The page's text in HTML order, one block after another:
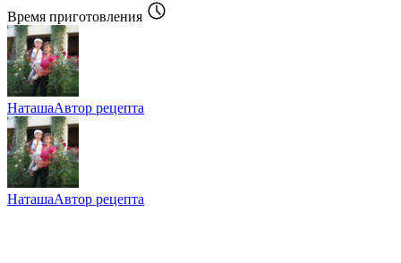
Время приготовления
НаташаАвтор рецепта
НаташаАвтор рецепта